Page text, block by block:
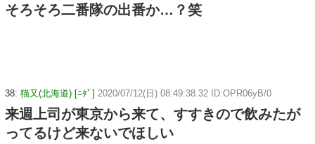
そろそろ二番隊の出番か…？笑
38: 猫又(北海道) [ﾆﾀﾞ] 2020/07/12(日) 08:49:38.32 ID:OPR06yB/0
来週上司が東京から来て、すすきので飲みたが
ってるけど来ないでほしい